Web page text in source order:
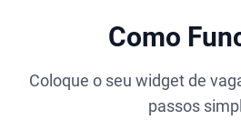
Como
Coloque o seu widget de
passos